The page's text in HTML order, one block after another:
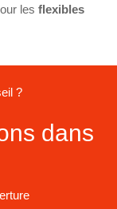
les flexibles
?
dans